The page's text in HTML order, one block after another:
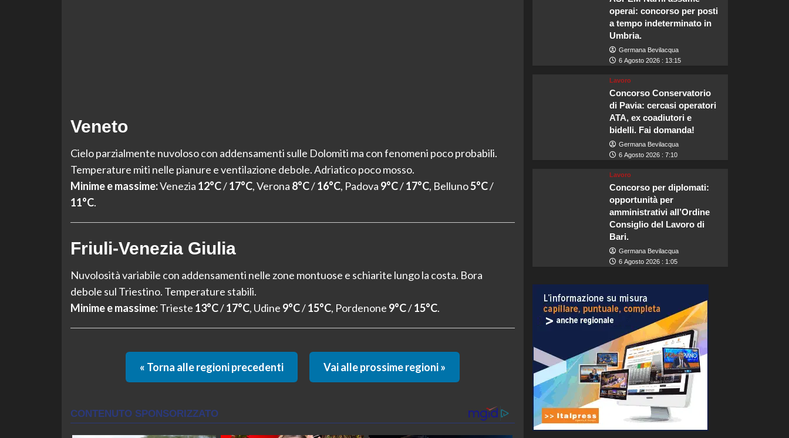
Veneto
Cielo parzialmente nuvoloso con addensamenti sulle Dolomiti ma con fenomeni poco probabili.
Temperature miti nelle pianure e ventilazione debole. Adriatico poco mosso.
Minime e massime:Venezia 12°C/17°C, Verona 8°C/16°C, Padova 9°C/17°C, Belluno5°C/
11°C.
Friuli-Venezia Giulia
Nuvolosità variabile con addensamenti nelle zone montuose e schiarite lungo la costa. Bora
debole sul Triestino. Temperature stabili.
Minime e massime:Trieste 13°C/17°C, Udine 9°C/15°C, Pordenone 9°C/15°C.
« Torna alle regioni precedenti Vai alle prossime regioni »
operai: concorso per posti
a tempo indeterminato in
Umbria.
Germana Bevilacqua
6 Agosto 2026 : 13:15
Lavoro
Concorso Conservatorio
di Pavia: cercasi operatori
ATA, ex coadiutori e
bidelli. Fai domanda!
Germana Bevilacqua
6 Agosto 2026 : 7:10
Lavoro
Concorso per diplomati:
opportunità per
amministrativi all’Ordine
Consiglio del Lavoro di
Bari.
Germana Bevilacqua
6 Agosto 2026 : 1:05